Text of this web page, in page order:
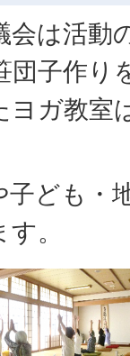
は活動
団子作り
ヨガ教室
ども・
。